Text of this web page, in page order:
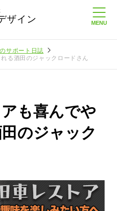
ザイン
サポート日誌
る酒田のジャックロードさん
も喜んでや
のジャック